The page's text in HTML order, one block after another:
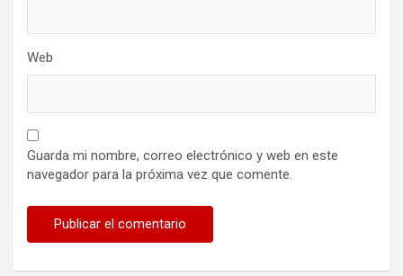
Web
Guarda mi nombre, correo electrónico y web en este
navegador para la próxima vez que comente.